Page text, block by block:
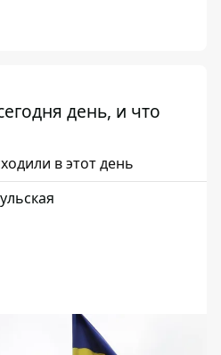
день, и что
в этот день